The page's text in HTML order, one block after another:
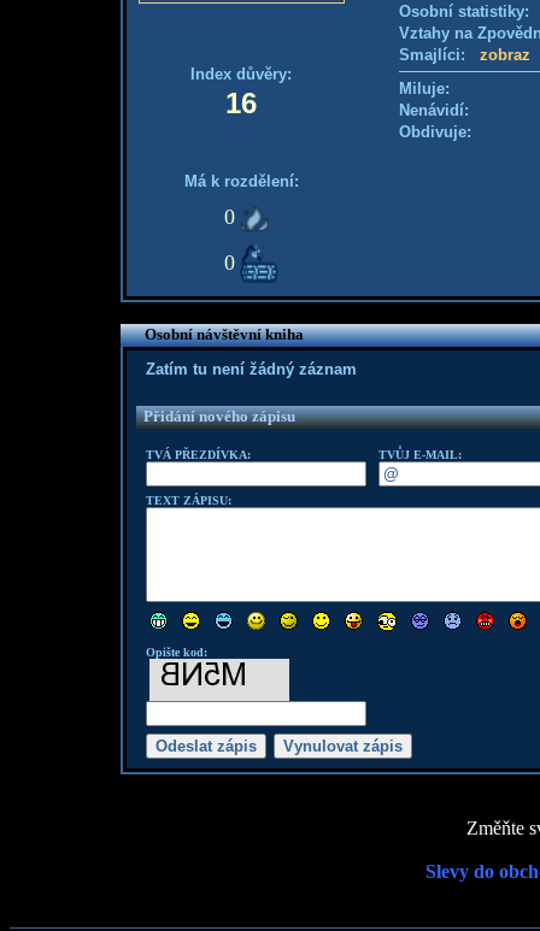
Index důvěry:
16
Má k rozdělení:
0
0
Osobní
Vztahy na
Smajlíci: zobraz
Miluje:
Nenávidí:
Obdivuje:
Osobní návštěvní kniha
Zatím tu není žádný záznam
Přidání nového zápisu
TVÁ PŘEZDÍVKA: TVŮJ E-MAIL:
TEXT ZÁPISU:
Opište kod:
Změňte
Slevy do